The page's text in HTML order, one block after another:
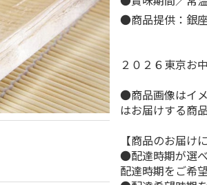
●商品提供：銀
２０２６東京
●商品画像はイ
はお届けする商
【商品のお届け
●配達時期が選べ
配達時期をご希